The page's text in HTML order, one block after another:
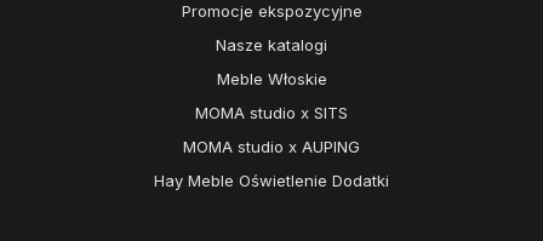
Promocje ekspozycyjne
Nasze katalogi
Meble Włoskie
MOMA studio x SITS
MOMA studio x AUPING
Hay Meble Oświetlenie Dodatki